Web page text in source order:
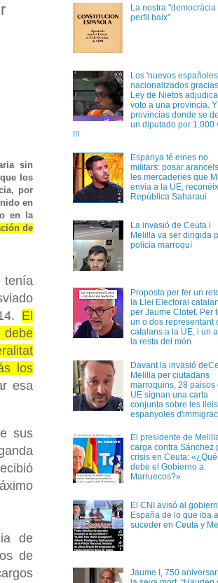
sin
los
por
en
en la
de
tenía
El
debe
los
esa
sus
de
de
La nostra "democràcia
perfil baix"
Los 'nuevos
nacionalizados
Ley de Nietos
voto a una provincia.
provincias donde se
un diputado por 1.000
!!!
Espanya té eines no
militars: posar
les mercaderies que
envia a la UE,
República Saharaui
La invasió de Ceuta i
Melilla va ser dirigida
policia marroquí
Proposta per fer un
la Llei Electoral
per Jaume Clotet. Per
un o dos representant
catalans a la UE, i un
la resta del món
Davant la invasió
Melilla per ciutadans
marroquins, 28 paisos
UE signan una carta
conjunta sobre les lleis
espanyoles
El presidente de
carga contra Sánchez
crisis en Ceuta:
debe el Gobierno a
Marruecos?»
El CNI avisó al
España de lo que iba a
suceder en Ceuta y
Jaume I, 750